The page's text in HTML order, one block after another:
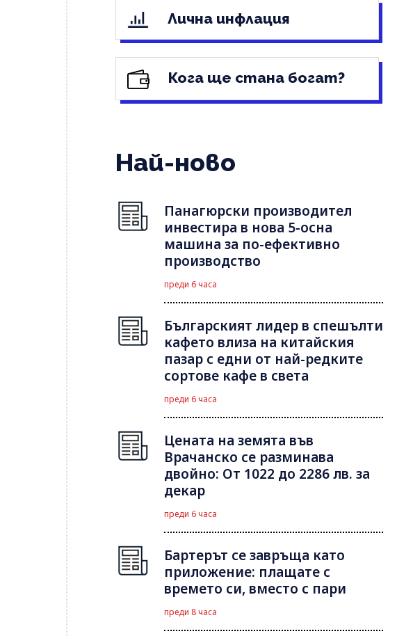
Лична инфлация
Кога ще стана богат?
Най-ново
Панагюрски производител
инвестира в нова 5-осна
машина за по-ефективно
производство
преди 6 часа
Българският лидер в спешълти
кафето влиза на китайския
пазар с едни от най-редките
сортове кафе в света
преди 6 часа
Цената на земята във
Врачанско се разминава
двойно: От 1022 до 2286 лв. за
декар
преди 6 часа
Бартерът се завръща като
приложение: плащате с
времето си, вместо с пари
преди 8 часа